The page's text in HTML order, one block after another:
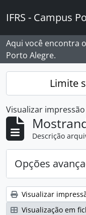
IFRS - Campus
Aqui você encontra
Porto Alegre.
Limite
Visualizar impressão
Descrição
Opções
Visualizar
Visualização em